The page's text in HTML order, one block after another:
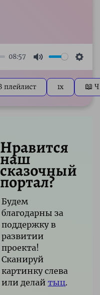
08:57
Mute
В плейлист 1x 📖
Нравится
наш
сказочный
портал?
Будем
благодарны за
поддержку в
развитии
проекта!
Сканируй
картинку слева
или делай тыц.